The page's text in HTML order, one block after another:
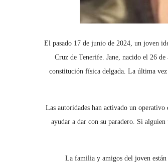
El pasado 17 de junio de 2024, un joven
Cruz de Tenerife. Jane, nacido el 26
constitución física delgada. La última
Las autoridades han activado un
ayudar a dar con su paradero. Si
La familia y amigos del joven